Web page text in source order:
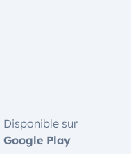
Disponible sur
Google Play